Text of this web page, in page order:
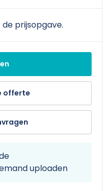
prijsopgave.
offerte
uploaden